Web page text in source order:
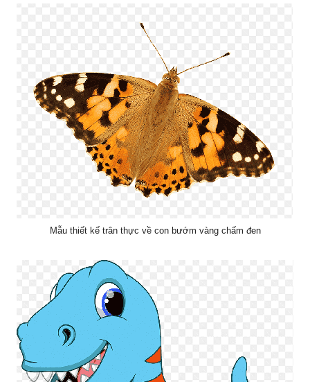
Mẫu thiết kế trân thực về con bướm vàng chấm đen